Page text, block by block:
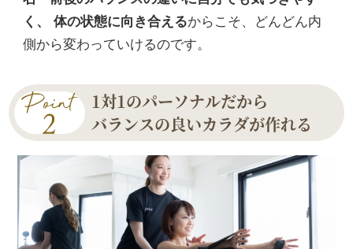
く、 体の状態に向き合えるからこそ、どんどん内
側から変わっていけるのです。
1対1のパーソナルだから
バランスの良いカラダが作れる